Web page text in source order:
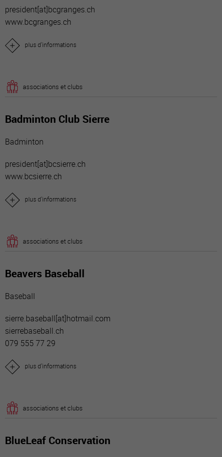
president[at]bcgranges.ch
www.bcgranges.ch
plus d'informations
associations et clubs
Badminton Club Sierre
Badminton
president[at]bcsierre.ch
www.bcsierre.ch
plus d'informations
associations et clubs
Beavers Baseball
Baseball
sierre.baseball[at]hotmail.com
sierrebaseball.ch
079 555 77 29
plus d'informations
associations et clubs
BlueLeaf Conservation